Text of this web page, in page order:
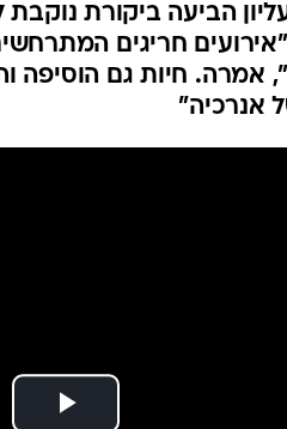
הביעה ביקורת
חריגים
אמרה. חיות גם הוסיפה
אנרכיה"